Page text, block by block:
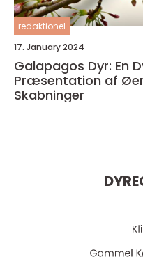
redaktionel
17. January 2024
Galapagos Dyr: En
Præsentation af
Skabninger